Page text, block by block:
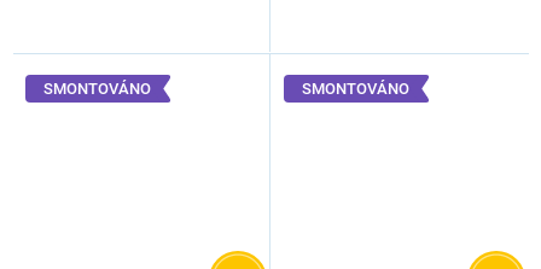
SMONTOVÁNO SMONTOVÁNO